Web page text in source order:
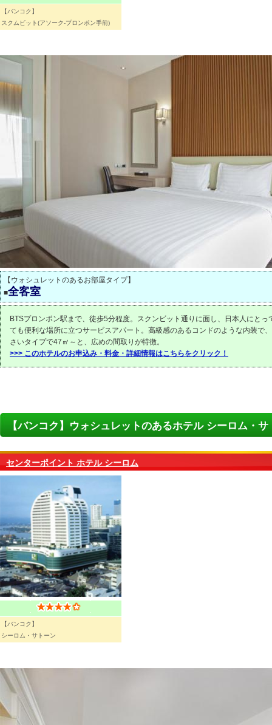
【バンコク】
スクムビット(アソーク-プロンポン手前)
【ウォシュレットのあるお部屋タイプ】
■全客室
BTSプロンポン駅まで、徒歩5分程度。スクンビット通りに面し、日本人にとっ
ても便利な場所に立つサービスアパート。高級感のあるコンドのような内装で
さいタイプで47㎡～と、広めの間取りが特徴。
>>> このホテルのお申込み・料金・詳細情報はこちらをクリック！
【バンコク】ウォシュレットのあるホテル シーロム・サ
センターポイント ホテル シーロム
【バンコク】
シーロム・サトーン